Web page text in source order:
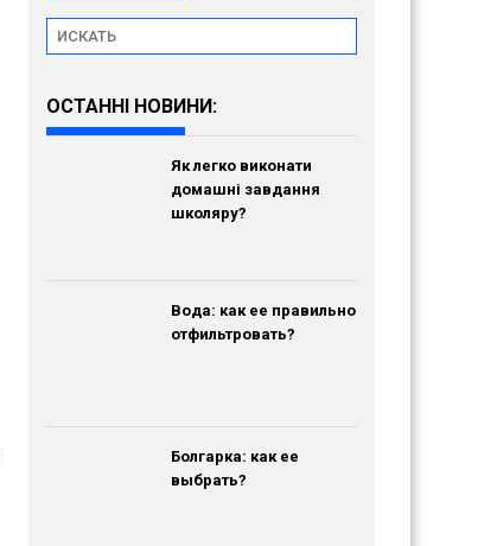
ОСТАННІ НОВИНИ:
Як легко виконати
домашні завдання
школяру?
Вода: как ее правильно
отфильтровать?
Болгарка: как ее
выбрать?